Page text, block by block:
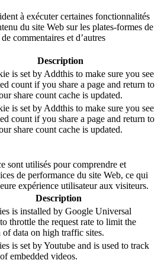
à exécuter certaines fonctionnalités
du site Web sur les plates-formes de
commentaires et d’autres
Description
is set by Addthis to make sure you see
count if you share a page and return to
share count cache is updated.
is set by Addthis to make sure you see
count if you share a page and return to
share count cache is updated.
sont utilisés pour comprendre et
de performance du site Web, ce qui
expérience utilisateur aux visiteurs.
Description
is installed by Google Universal
throttle the request rate to limit the
data on high traffic sites.
is set by Youtube and is used to track
embedded videos.